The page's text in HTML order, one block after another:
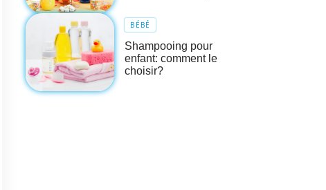
BÉBÉ
Shampooing pour
enfant: comment le
choisir?